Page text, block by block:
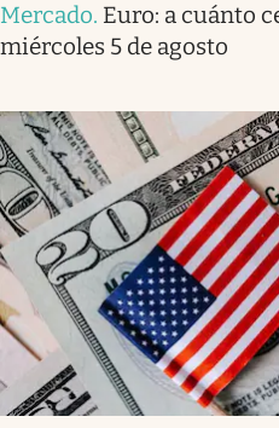
Mercado. Euro: a cuánto
miércoles 5 de agosto